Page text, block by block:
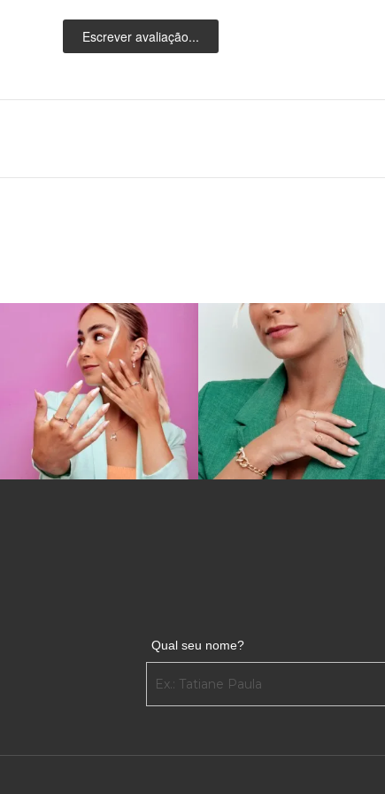
Escrever avaliação...
Qual seu nome?